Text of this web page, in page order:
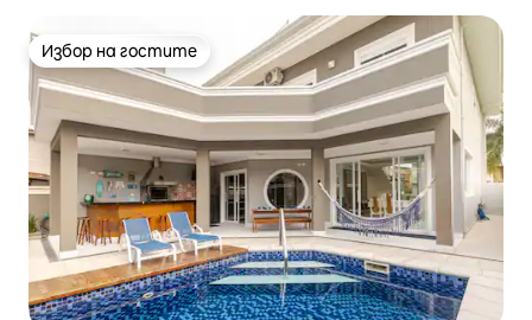
Избор на гостите
Избор на гостите